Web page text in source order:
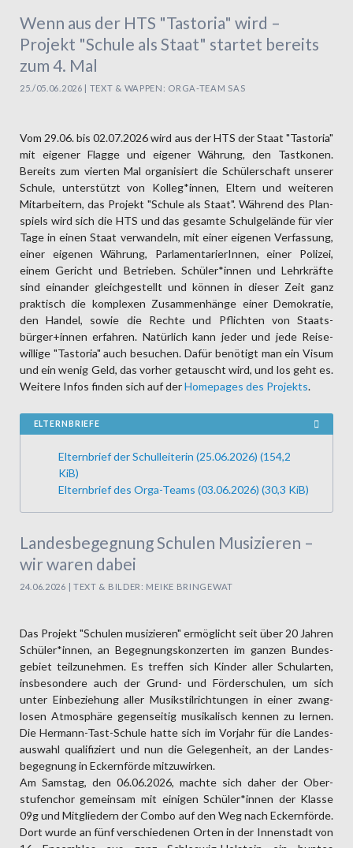
Wenn aus der HTS "Tastoria" wird –
Projekt "Schule als Staat" startet bereits
zum 4. Mal
25./05.06.2026 | TEXT & WAPPEN: ORGA-TEAM SAS
Vom 29.06. bis 02.07.2026 wird aus der HTS der Staat "Tastoria"
mit eigener Flagge und eigener Währung, den Tastkonen.
Bereits zum vierten Mal organisiert die Schüler­schaft unserer
Schule, unter­stützt von Kolleg*in­nen, Eltern und weiteren
Mitar­beitern, das Projekt "Schule als Staat". Während des Plan­
spiels wird sich die HTS und das gesamte Schul­gelände für vier
Tage in einen Staat verwandeln, mit einer eigenen Verfassung,
einer eigenen Währung, Parlamen­tarierInnen, einer Polizei,
einem Gericht und Betrieben. Schü­ler*innen und Lehr­kräfte
sind einander gleich­gestellt und können in dieser Zeit ganz
praktisch die komplexen Zusammen­hänge einer Demokratie,
den Handel, sowie die Rechte und Pflichten von Staats­
bürger+innen erfahren. Natürlich kann jeder und jede Reise­
willige "Tastoria" auch besuchen. Dafür benötigt man ein Visum
und ein wenig Geld, das vorher ge­tauscht wird, und los geht es.
Weitere Infos finden sich auf derHomepages des Projekts.
ELTERNBRIEFE
Elternbrief der Schulleiterin (25.06.2026)(154,2
KiB)
Elternbrief des Orga-Teams (03.06.2026)(30,3 KiB)
Landesbegegnung Schulen Musizieren –
wir waren dabei
24.06.2026 | TEXT & BILDER: MEIKE BRINGEWAT
Das Projekt "Schulen musizieren" ermöglicht seit über 20 Jahren
Schüler*innen, an Begeg­nungs­konzerten im ganzen Bundes­
gebiet teilzu­nehmen. Es treffen sich Kinder aller Schul­arten,
insbesondere auch der Grund- und Förder­schulen, um sich
unter Einbe­ziehung aller Musik­stil­richtungen in einer zwang­
losen Atmos­phäre gegen­seitig musikalisch kennen zu lernen.
Die Hermann-Tast-Schule hatte sich im Vorjahr für die Landes­
auswahl qualifiziert und nun die Gelegen­heit, an der Landes­
begeg­nung in Eckern­förde mitzu­wirken.
Am Samstag, den 06.06.2026, machte sich daher der Ober­
stufen­chor gemein­sam mit einigen Schüler*innen der Klasse
09g und Mitglie­dern der Combo auf den Weg nach Eckern­förde.
Dort wurde an fünf verschie­denen Orten in der Innen­stadt von